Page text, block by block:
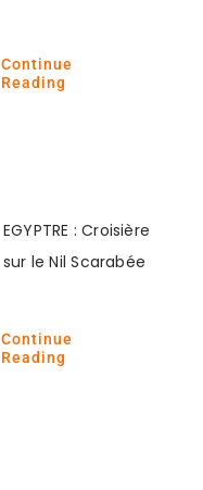
Continue
Reading
EGYPTRE : Croisière
sur le Nil Scarabée
Continue
Reading